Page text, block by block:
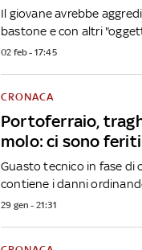
Il giovane avrebbe
bastone e con altri
02 feb - 17:45
Portoferraio,
molo: ci sono feriti
CRONACA
Guasto tecnico in fase di
contiene i danni
29 gen - 21:31